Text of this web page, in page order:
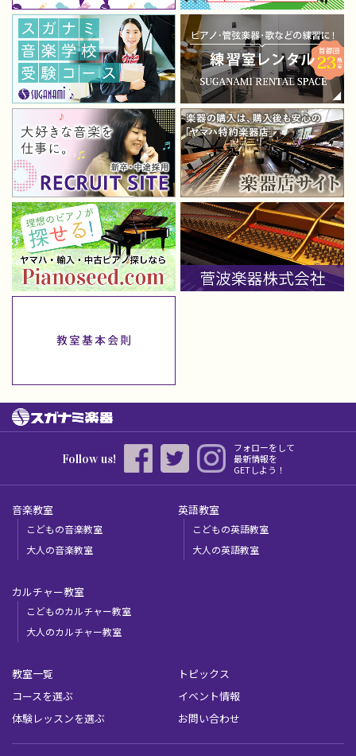
Follow us!
フォローをして
最新情報を
GETしよう！
音楽教室
こどもの音楽教室
大人の音楽教室
英語教室
こどもの英語教室
大人の英語教室
カルチャー教室
こどものカルチャー教室
大人のカルチャー教室
教室一覧
コースを選ぶ
体験レッスンを選ぶ
トピックス
イベント情報
お問い合わせ